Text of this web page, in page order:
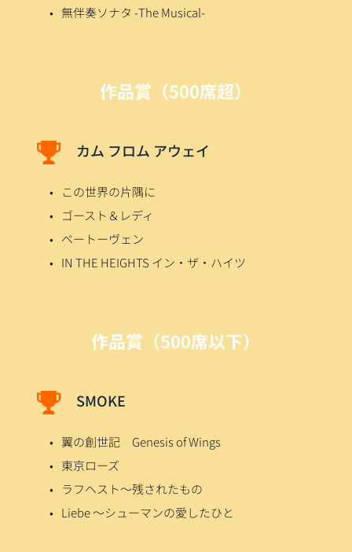
無伴奏ソナタ -The Musical-
作品賞（500席超）
カム フロム アウェイ
この世界の片隅に
ゴースト＆レディ
ベートーヴェン
IN THE HEIGHTS イン・ザ・ハイツ
作品賞（500席以下）
SMOKE
翼の創世記　Genesis of Wings
東京ローズ
ラフヘスト～残されたもの
Liebe 〜シューマンの愛したひと